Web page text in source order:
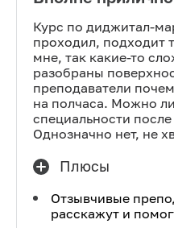
Курс по диджитал-
проходил, подходит
мне, так какие-то
разобраны
преподаватели
на полчаса. Можно
специальности после
Однозначно нет, не
Плюсы
Отзывчивые
расскажут и